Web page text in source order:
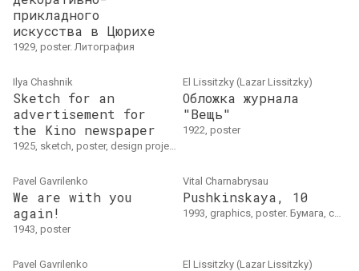
прикладного
искусства в Цюрихе
1929, poster. Литография
Ilya Chashnik
Sketch for an
advertisement for
the Kino newspaper
1925, sketch, poster, design project
El Lissitzky (Lazar Lissitzky)
Обложка журнала
"Вещь"
1922, poster
Pavel Gavrilenko
We are with you
again!
1943, poster
Vital Charnabrysau
Pushkinskaya, 10
1993, graphics, poster. Бумага, смешанная техника, 28 × 28 см
Pavel Gavrilenko El Lissitzky (Lazar Lissitzky)